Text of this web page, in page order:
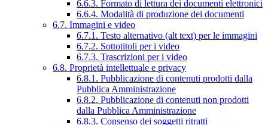
6.6.3. Formato di lettura dei documenti elettronici
6.6.4. Modalità di produzione dei documenti
6.7. Immagini e video
6.7.1. Testo alternativo (alt text) per le immagini
6.7.2. Sottotitoli per i video
6.7.3. Trascrizioni per i video
6.8. Proprietà intellettuale e privacy
6.8.1. Pubblicazione di contenuti prodotti dalla
Pubblica Amministrazione
6.8.2. Pubblicazione di contenuti non prodotti
dalla Pubblica Amministrazione
6.8.3. Consenso dei soggetti ritratti